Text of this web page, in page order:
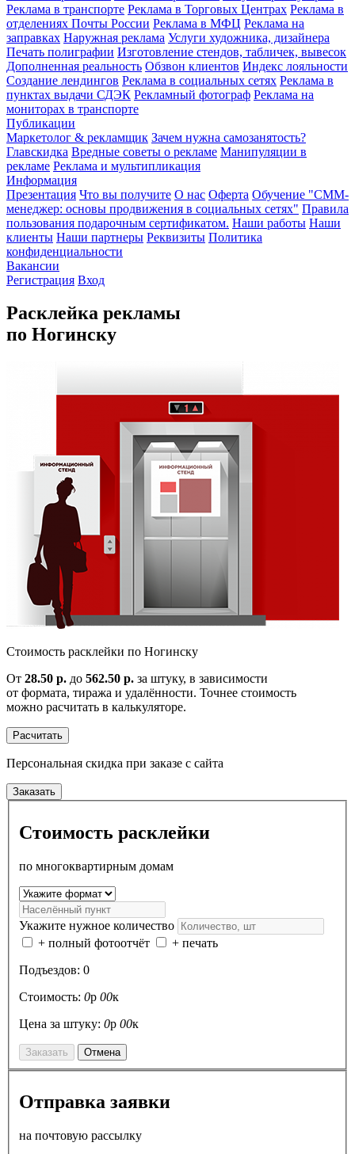
Реклама в транспорте Реклама в Торговых Центрах Реклама в
отделениях Почты России Реклама в МФЦ Реклама на
заправках Наружная реклама Услуги художника, дизайнера
Печать полиграфии Изготовление стендов, табличек, вывесок
Дополненная реальность Обзвон клиентов Индекс лояльности
Создание лендингов Реклама в социальных сетях Реклама в
пунктах выдачи СДЭК Рекламный фотограф Реклама на
мониторах в транспорте
Публикации
Маркетолог & рекламщик Зачем нужна самозанятость?
Главскидка Вредные советы о рекламе Манипуляции в
рекламе Реклама и мультипликация
Информация
Презентация Что вы получите О нас Оферта Обучение "СМM-
менеджер: основы продвижения в социальных сетях" Правила
пользования подарочным сертификатом. Наши работы Наши
клиенты Наши партнеры Реквизиты Политика
конфиденциальности
Вакансии
Регистрация Вход
Расклейка рекламы
по Ногинску
Cтоимость расклейки по Ногинску
От 28.50 р. до 562.50 р. за штуку, в зависимости
от формата, тиража и удалённости. Точнее стоимость
можно расчитать в калькуляторе.
Расчитать
Персональная скидка при заказе с сайта
Заказать
Стоимость расклейки
по многоквартирным домам
Укажите нужное количество
+ полный фотоотчёт
+ печать
Подъездов: 0
Стоимость: 0р 00к
Цена за штуку: 0р 00к
Заказать Отмена
Отправка заявки
на почтовую рассылку